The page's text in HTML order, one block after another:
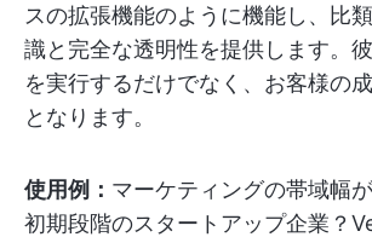
スの拡張機能のように機能し、比
識と完全な透明性を提供します。
を実行するだけでなく、お客様の
となります。
使用例： マーケティングの帯域幅
初期段階のスタートアップ企業？